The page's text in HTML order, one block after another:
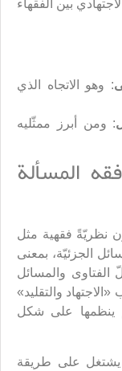
بين الفقهاء
: وهو الاتجاه الذي
: ومن أبرز ممثّليه
المسألة
نظريّةً فقهية مثل
الجزئيّة، بمعنى
الفتاوى والمسائل
والتقليد»
ينظمها على شكل
يشتغل على طريقة